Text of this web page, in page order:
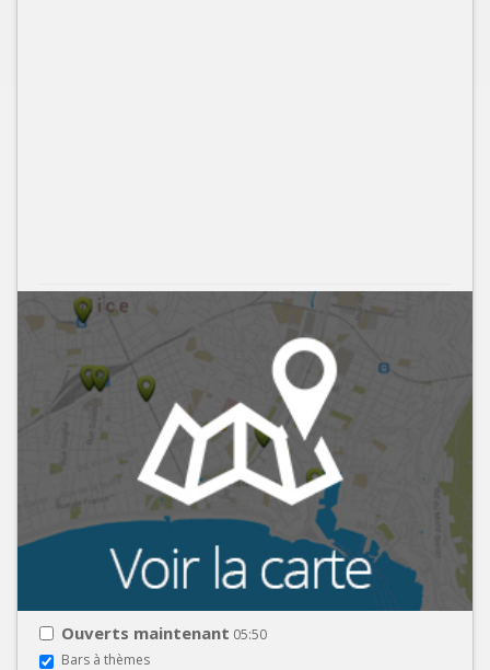
Ouverts maintenant 05:50
Bars à thèmes